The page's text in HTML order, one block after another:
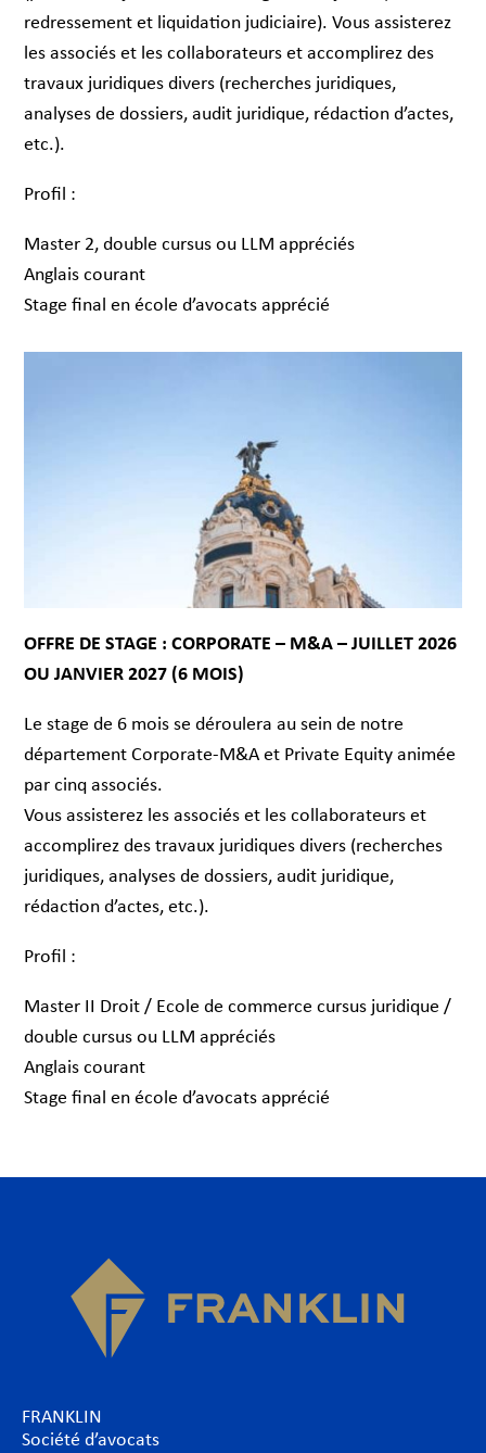
redressement et liquidation judiciaire). Vous assisterez
les associés et les collaborateurs et accomplirez des
travaux juridiques divers (recherches juridiques,
analyses de dossiers, audit juridique, rédaction d’actes,
etc.).
Profil :
Master 2, double cursus ou LLM appréciés
Anglais courant
Stage final en école d’avocats apprécié
OFFRE DE STAGE : CORPORATE – M&A – JUILLET 2026
OU JANVIER 2027 (6 MOIS)
Le stage de 6 mois se déroulera au sein de notre
département Corporate-M&A et Private Equity animée
par cinq associés.
Vous assisterez les associés et les collaborateurs et
accomplirez des travaux juridiques divers (recherches
juridiques, analyses de dossiers, audit juridique,
rédaction d’actes, etc.).
Profil :
Master II Droit / Ecole de commerce cursus juridique /
double cursus ou LLM appréciés
Anglais courant
Stage final en école d’avocats apprécié
FRANKLIN
Société d’avocats